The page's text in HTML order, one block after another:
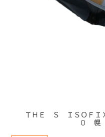
ＴＨＥ Ｓ ＩＳＯＦＩ
０ 幌